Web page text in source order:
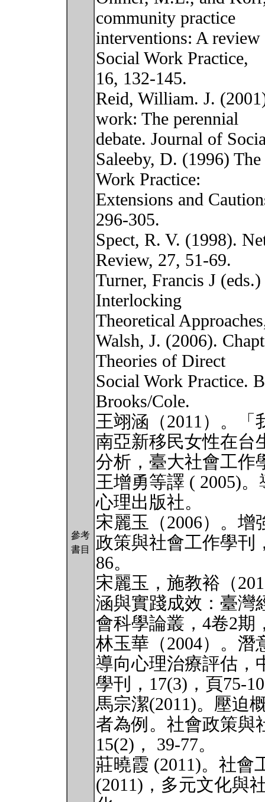
參考
書目
community practice
interventions: A
Social Work Practice,
16, 132-145.
Reid, William. J.
work: The perennial
debate. Journal of
Saleeby, D. (1996)
Work Practice:
Extensions and
296-305.
Spect, R. V. (1998).
Review, 27, 51-69.
Turner, Francis J
Interlocking
Theoretical
Walsh, J. (2006).
Theories of Direct
Social Work Practice.
Brooks/Cole.
王翊涵（2011）。
南亞新移民女性在台
分析，臺大社會工作
王增勇等譯 ( 2005)
心理出版社。
宋麗玉（2006）。
政策與社會工作學刊
86。
宋麗玉，施教裕（
涵與實踐成效：臺灣
會科學論叢，4卷2期
林玉華（2004）。
導向心理治療評估，
學刊，17(3)，頁75-
馬宗潔(2011)。壓迫
者為例。社會政策與
15(2)， 39-77。
莊曉霞 (2011)。社會
(2011)，多元文化與